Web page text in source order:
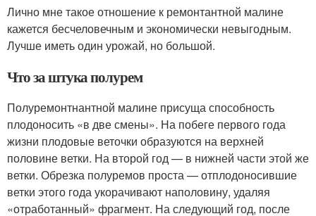
Лично мне такое отношение к ремонтантной малине
кажется бесчеловечным и экономически невыгодным.
Лучше иметь один урожай, но большой.
Что за штука полурем
Полуремонтнантной малине присуща способность
плодоносить «в две смены». На побеге первого года
жизни плодовые веточки образуются на верхней
половине ветки. На второй год — в нижней части этой же
ветки. Обрезка полуремов проста — отплодоносившие
ветки этого года укорачивают наполовину, удаляя
«отработанный» фрагмент. На следующий год, после